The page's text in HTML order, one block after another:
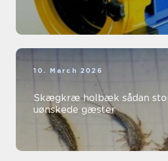
10. March 2026
Skægkræ holbæk sådan stopper du de
uønskede gæster